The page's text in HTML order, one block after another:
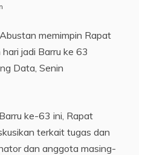
memimpin Rapat
jadi Barru ke 63
Data, Senin
ke-63 ini, Rapat
terkait tugas dan
dan anggota masing-